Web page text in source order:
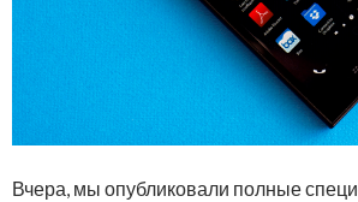
Вчера, мы опубликовали полные